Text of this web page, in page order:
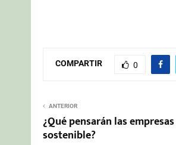
COMPARTIR 0
ANTERIOR
¿Qué pensarán las
sostenible?